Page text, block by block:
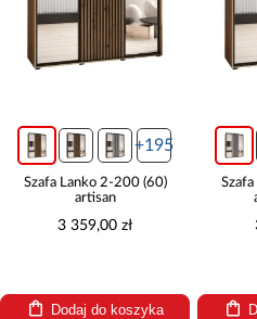
+195
Szafa Lanko 2-200 (60)
artisan
3 359,00 zł
Dodaj do koszyka